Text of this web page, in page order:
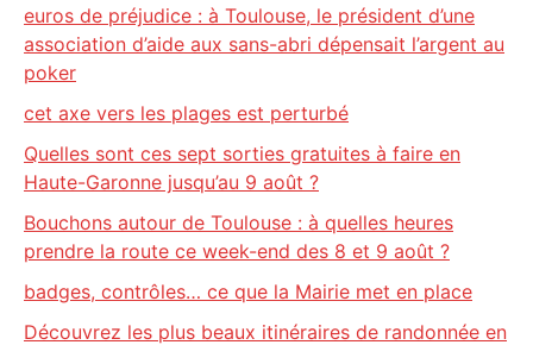
euros de préjudice : à Toulouse, le président d’une
association d’aide aux sans-abri dépensait l’argent au
poker
cet axe vers les plages est perturbé
Quelles sont ces sept sorties gratuites à faire en
Haute-Garonne jusqu’au 9 août ?
Bouchons autour de Toulouse : à quelles heures
prendre la route ce week-end des 8 et 9 août ?
badges, contrôles… ce que la Mairie met en place
Découvrez les plus beaux itinéraires de randonnée en